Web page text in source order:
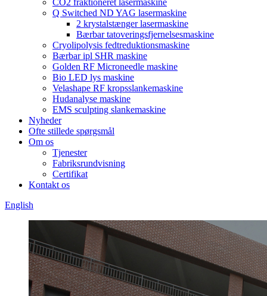
CO2 fraktioneret lasermaskine
Q Switched ND YAG lasermaskine
2 krystalstænger lasermaskine
Bærbar tatoveringsfjernelsesmaskine
Cryolipolysis fedtreduktionsmaskine
Bærbar ipl SHR maskine
Golden RF Microneedle maskine
Bio LED lys maskine
Velashape RF kropsslankemaskine
Hudanalyse maskine
EMS sculpting slankemaskine
Nyheder
Ofte stillede spørgsmål
Om os
Tjenester
Fabriksrundvisning
Certifikat
Kontakt os
English